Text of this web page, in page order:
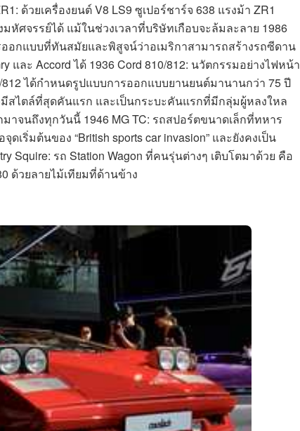
ด้วยเครื่องยนต์ V8 LS9 ซูเปอร์ชาร์จ 638 แรงม้า ZR1
หัศจรรย์ได้ แม้ในช่วงเวลาที่บริษัทเกือบจะล้มละลาย 1986
ออกแบบที่ทันสมัยและพิสูจน์ว่าอเมริกาสามารถสร้างรถซีดาน
ละ Accord ได้ 1936 Cord 810/812: นวัตกรรมอย่างไฟหน้า
ได้กำหนดรูปแบบการออกแบบยานยนต์มานานกว่า 75 ปี
มีสไตล์ที่สุดคันแรก และเป็นกระบะคันแรกที่มีกลุ่มผู้หลงใหล
าจนถึงทุกวันนี้ 1946 MG TC: รถสปอร์ตขนาดเล็กที่ทหาร
เริ่มต้นของ “British sports car invasion” และยังคงเป็น
Squire: รถ Station Wagon ที่คนรุ่นต่างๆ เติบโตมาด้วย คือ
ด้วยลายไม้เทียมที่ด้านข้าง